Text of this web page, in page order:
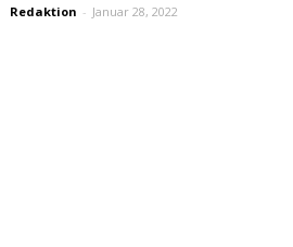
Redaktion - Januar 28, 2022